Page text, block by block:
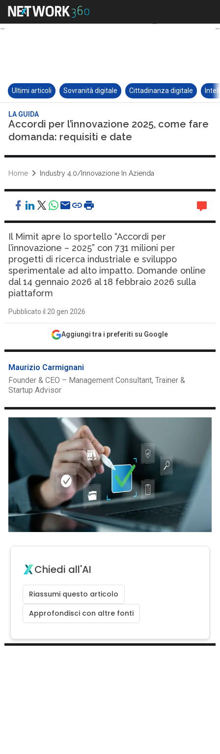
Ultimi articoli Sovranità digitale Cittadinanza digitale
LA GUIDA
Accordi per l’innovazione 2025, come fare
domanda: requisiti e date
Home Industry 4.0/Innovazione In Azienda
Il Mimit apre lo sportello “Accordi per
l’innovazione – 2025” con 731 milioni per
progetti di ricerca industriale e sviluppo
sperimentale ad alto impatto. Domande online
dal 14 gennaio 2026 al 18 febbraio 2026 sulla
piattaform
Pubblicato il 20 gen 2026
Aggiungi tra i preferiti su Google
Maurizio Carmignani
Founder & CEO – Management Consultant, Trainer &
Startup Advisor
Chiedi all'AI
Riassumi questo articolo
Approfondisci con altre fonti